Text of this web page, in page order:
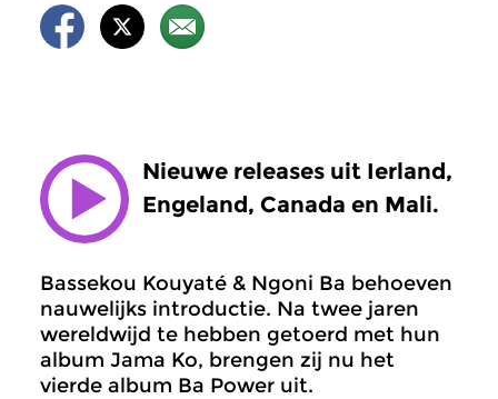
Nieuwe releases uit Ierland,
Engeland, Canada en Mali.
Bassekou Kouyaté & Ngoni Ba behoeven
nauwelijks introductie. Na twee jaren
wereldwijd te hebben getoerd met hun
album Jama Ko, brengen zij nu het
vierde album Ba Power uit.